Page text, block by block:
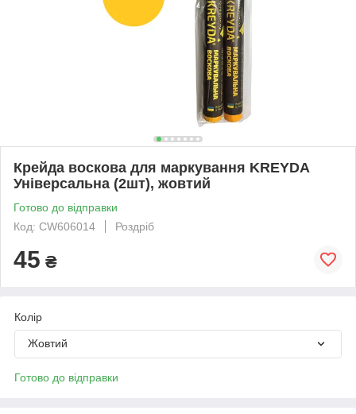
Крейда воскова для маркування KREYDA
Універсальна (2шт), жовтий
Готово до відправки
Код: CW606014
Роздріб
45 ₴
Колір
Жовтий
Готово до відправки